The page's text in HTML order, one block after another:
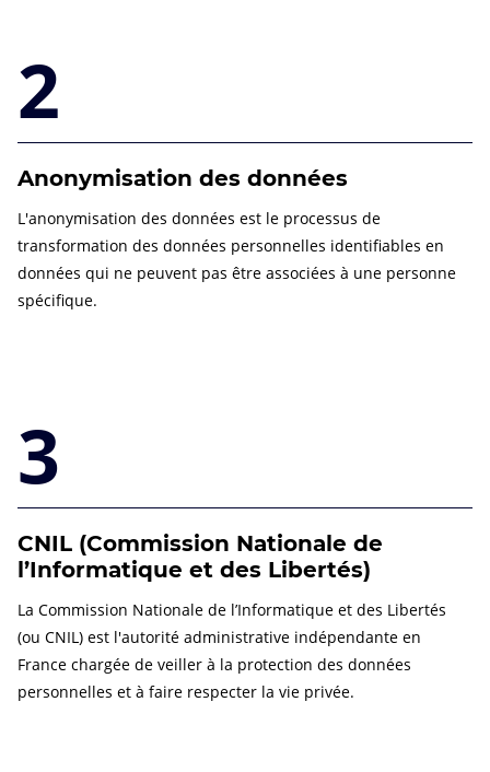
2
Anonymisation des données
L'anonymisation des données est le processus de
transformation des données personnelles identifiables en
données qui ne peuvent pas être associées à une personne
spécifique.
3
CNIL (Commission Nationale de
l’Informatique et des Libertés)
La Commission Nationale de l’Informatique et des Libertés
(ou CNIL) est l'autorité administrative indépendante en
France chargée de veiller à la protection des données
personnelles et à faire respecter la vie privée.